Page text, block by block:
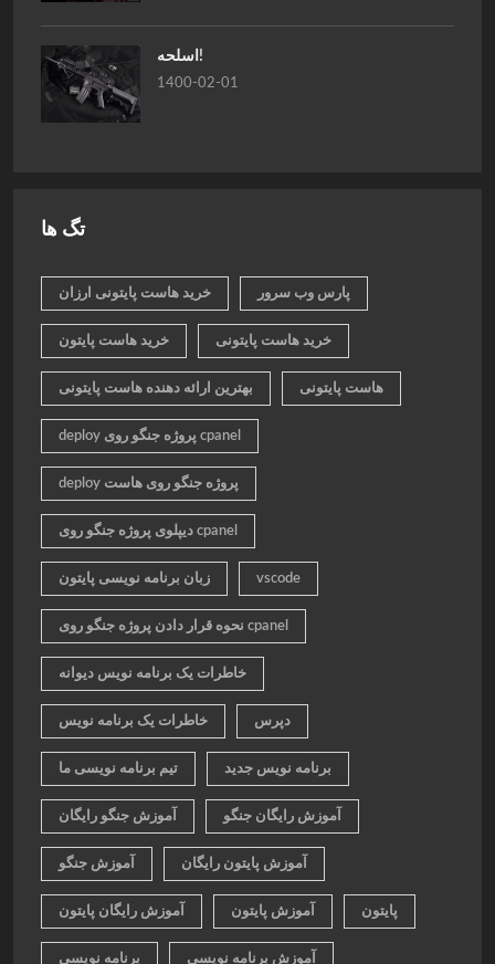
اسلحه!
1400-02-01
تگ ها
خرید هاست پایتونی ارزان پارس وب سرور
خرید هاست پایتون خرید هاست پایتونی
بهترین ارائه دهنده هاست پایتونی هاست پایتونی
deploy پروژه جنگو روی cpanel
deploy پروژه جنگو روی هاست
دیپلوی پروژه جنگو روی cpanel
زبان برنامه نویسی پایتون vscode
نحوه قرار دادن پروژه جنگو روی cpanel
خاطرات یک برنامه نویس دیوانه
خاطرات یک برنامه نویس دپرس
تیم برنامه نویسی ما برنامه نویس جدید
آموزش جنگو رایگان آموزش رایگان جنگو
آموزش جنگو آموزش پایتون رایگان
آموزش رایگان پایتون آموزش پایتون پایتون
برنامه نویسی آموزش برنامه نویسی